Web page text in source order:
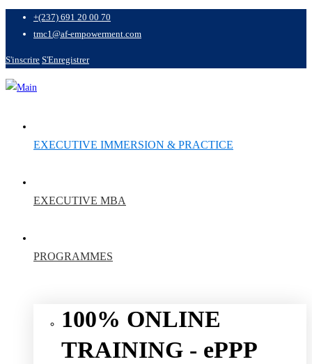
+(237) 691 20 00 70
tmc1@af-empowerment.com
S'inscrire S'Enregistrer
EXECUTIVE IMMERSION & PRACTICE
EXECUTIVE MBA
PROGRAMMES
100% ONLINE
TRAINING - ePPP